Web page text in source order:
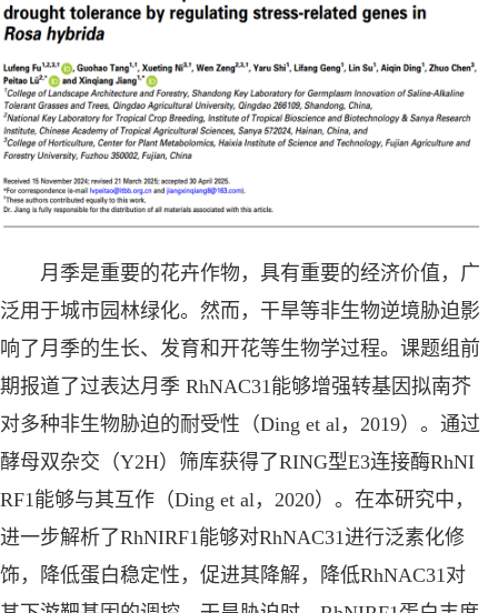
月季是重要的花卉作物，具有重要的经济价值，广
泛用于城市园林绿化。然而，干旱等非生物逆境胁迫影
响了月季的生长、发育和开花等生物学过程。课题组前
期报道了过表达月季 RhNAC31能够增强转基因拟南芥
对多种非生物胁迫的耐受性（Ding et al，2019）。通过
酵母双杂交（Y2H）筛库获得了RING型E3连接酶RhNI
RF1能够与其互作（Ding et al，2020）。在本研究中，
进一步解析了RhNIRF1能够对RhNAC31进行泛素化修
饰，降低蛋白稳定性，促进其降解，降低RhNAC31对